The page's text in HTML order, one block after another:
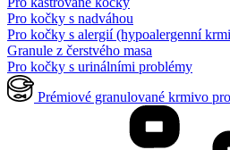
Pro kočky s nadváhou
Pro kočky s alergií (hypoalergenní
Granule z čerstvého masa
Pro kočky s urinálními problémy
Prémiové granulované krmivo